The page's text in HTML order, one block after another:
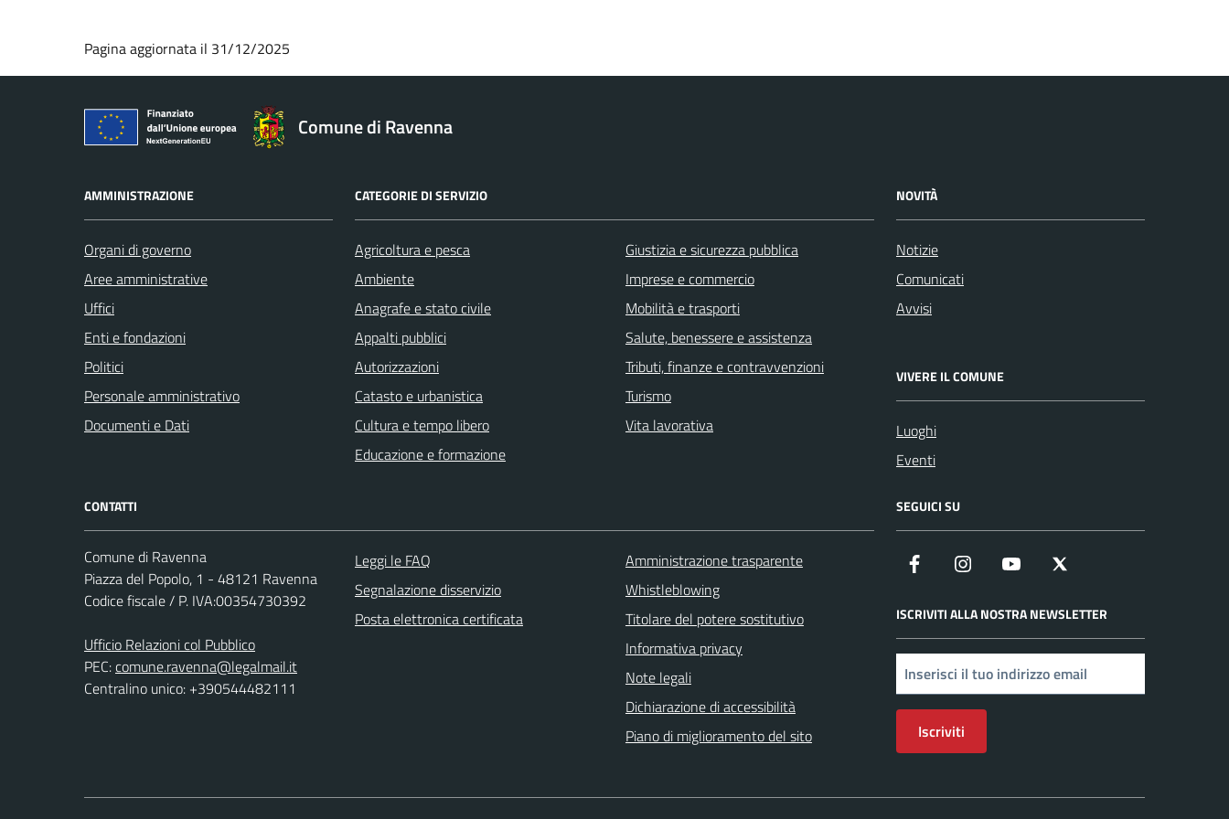
Pagina aggiornata il 31/12/2025
Comune di Ravenna
AMMINISTRAZIONE
Organi di governo
Aree amministrative
Uffici
Enti e fondazioni
Politici
Personale amministrativo
Documenti e Dati
CATEGORIE DI SERVIZIO
Agricoltura e pesca
Ambiente
Anagrafe e stato civile
Appalti pubblici
Autorizzazioni
Catasto e urbanistica
Cultura e tempo libero
Educazione e formazione
Giustizia e sicurezza pubblica
Imprese e commercio
Mobilità e trasporti
Salute, benessere e assistenza
Tributi, finanze e contravvenzioni
Turismo
Vita lavorativa
NOVITÀ
Notizie
Comunicati
Avvisi
VIVERE IL COMUNE
Luoghi
Eventi
CONTATTI
Comune di Ravenna
Piazza del Popolo, 1 - 48121 Ravenna
Codice fiscale / P. IVA:00354730392
Ufficio Relazioni col Pubblico
PEC:comune.ravenna@legalmail.it
Centralino unico: +390544482111
Leggi le FAQ
Segnalazione disservizio
Posta elettronica certificata
Amministrazione trasparente
Whistleblowing
Titolare del potere sostitutivo
Informativa privacy
Note legali
Dichiarazione di accessibilità
Piano di miglioramento del sito
SEGUICI SU
Facebook Instagram YouTube
ISCRIVITI ALLA NOSTRA NEWSLETTER